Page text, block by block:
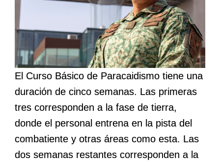
El Curso Básico de Paracaidismo tiene una
duración de cinco semanas. Las primeras
tres corresponden a la fase de tierra,
donde el personal entrena en la pista del
combatiente y otras áreas como esta. Las
dos semanas restantes corresponden a la